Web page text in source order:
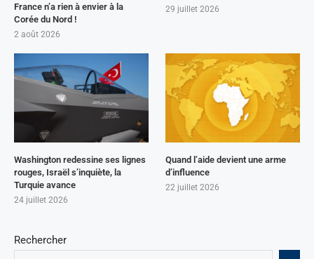
Rechercher
France n’a rien à envier à la
Corée du Nord !
2 août 2026
29 juillet 2026
Washington redessine ses lignes
rouges, Israël s’inquiète, la
Turquie avance
24 juillet 2026
Quand l’aide devient une arme
d’influence
22 juillet 2026